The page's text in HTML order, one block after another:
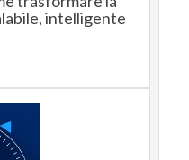
intelligente